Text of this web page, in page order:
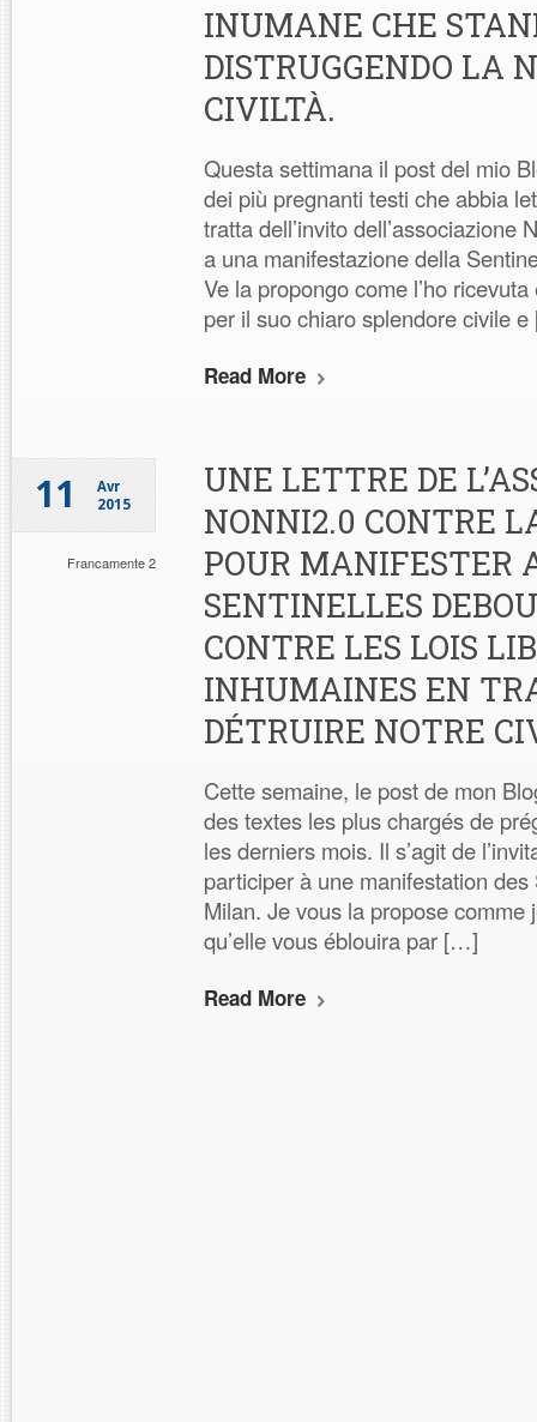
INUMANE CHE
DISTRUGGENDO LA
CIVILTÀ.
Questa settimana il post del mio
dei più pregnanti testi che abbia
tratta dell’invito dell’associazione
a una manifestazione della
Ve la propongo come l’ho
per il suo chiaro splendore civile
Read More
11
Avr
2015
Francamente 2
UNE LETTRE DE
NONNI2.0 CONTRE
POUR MANIFESTER
SENTINELLES
CONTRE LES LOIS
INHUMAINES EN
DÉTRUIRE NOTRE
Cette semaine, le post de mon
des textes les plus chargés de
les derniers mois. Il s’agit de
participer à une manifestation
Milan. Je vous la propose comme
qu’elle vous éblouira par […]
Read More